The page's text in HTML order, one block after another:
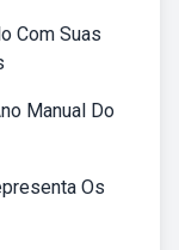
Com Suas
Manual Do
Os